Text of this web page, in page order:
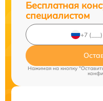
Бесплатная
специалистом
Нажимая на кнопку